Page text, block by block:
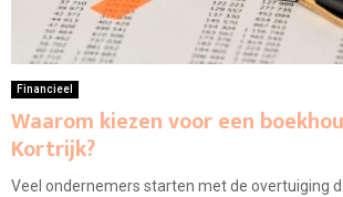
Financieel
Waarom kiezen voor een
Kortrijk?
Veel ondernemers starten met de overtuiging